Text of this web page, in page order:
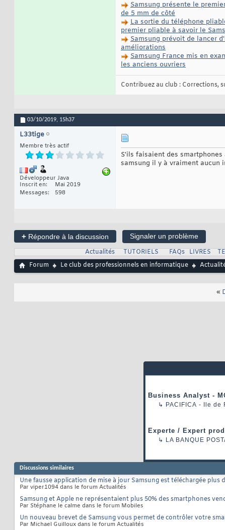
Samsung présente le
de 5 mm de côté
La sortie du téléphone
premier pliable à savoir le
Samsung prévoit de lancer
améliorations
Samsung France mis en
les anciens ouvriers
Contribuez au club : Corrections,
03/10/2019, 15h37
L33tige
Membre très actif
Développeur Java
Inscrit en
Mai 2019
Messages
598
S'ils faisaient des
samsung il y à vraiment aucun
+ Répondre à la discussion
Signaler un problème
Actualités
TUTORIELS FAQs LIVRES
Forum
Le club des professionnels en informatique
«
Business Analyst -
↳ PACIFICA - Ile de
Experte / Expert
↳ LA BANQUE
Discussions similaires
Une fausse application de mise à jour Samsung est téléchargée plus
Par viper1094 dans le forum Actualités
Samsung et Apple ne représentaient plus 50% des smartphones
Par Stéphane le calme dans le forum Mobiles
Un nouveau brevet de Samsung vous permet de contrôler votre
Par Michael Guilloux dans le forum Actualités